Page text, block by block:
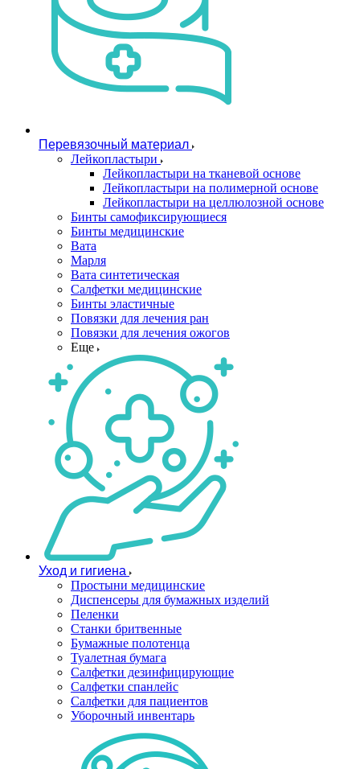
Перевязочный материал
Лейкопластыри
Лейкопластыри на тканевой основе
Лейкопластыри на полимерной основе
Лейкопластыри на целлюлозной основе
Бинты самофиксирующиеся
Бинты медицинские
Вата
Марля
Вата синтетическая
Салфетки медицинские
Бинты эластичные
Повязки для лечения ран
Повязки для лечения ожогов
Еще
Уход и гигиена
Простыни медицинские
Диспенсеры для бумажных изделий
Пеленки
Станки бритвенные
Бумажные полотенца
Туалетная бумага
Салфетки дезинфицирующие
Салфетки спанлейс
Салфетки для пациентов
Уборочный инвентарь